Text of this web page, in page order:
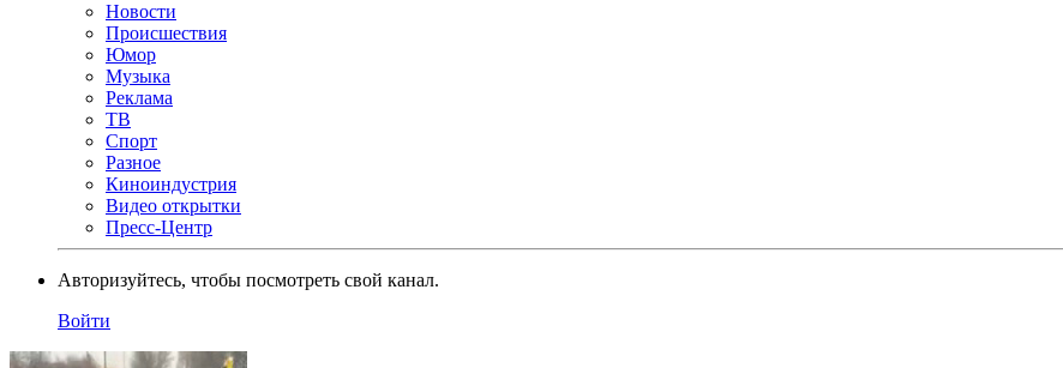
Новости
Происшествия
Юмор
Музыка
Реклама
ТВ
Спорт
Разное
Киноиндустрия
Видео открытки
Пресс-Центр
Авторизуйтесь, чтобы посмотреть свой канал.
Войти